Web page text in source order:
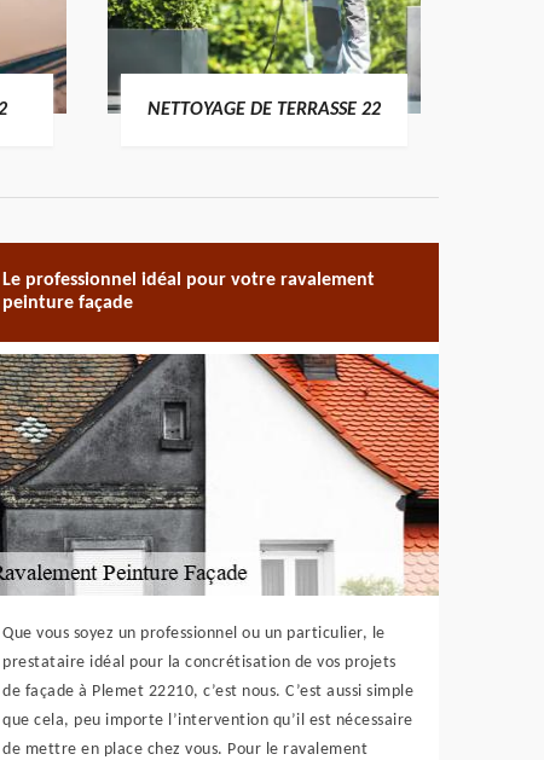
NETTOYAGE DE TERRASSE 22
Le professionnel idéal pour votre ravalement
peinture façade
Que vous soyez un professionnel ou un particulier, le
prestataire idéal pour la concrétisation de vos projets
de façade à Plemet 22210, c’est nous. C’est aussi simple
que cela, peu importe l’intervention qu’il est nécessaire
de mettre en place chez vous. Pour le ravalement